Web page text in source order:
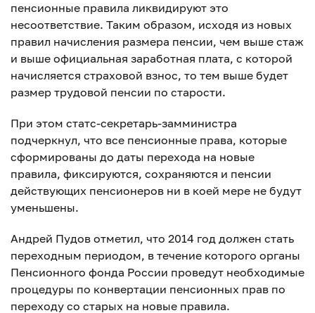
пенсионные правила ликвидируют это
несоответствие. Таким образом, исходя из новых
правил начисления размера пенсии, чем выше стаж
и выше официальная заработная плата, с которой
начисляется страховой взнос, то тем выше будет
размер трудовой пенсии по старости.
При этом статс-секретарь-замминистра
подчеркнул, что все пенсионные права, которые
сформированы до даты перехода на новые
правила, фиксируются, сохраняются и пенсии
действующих пенсионеров ни в коей мере не будут
уменьшены.
Андрей Пудов отметил, что 2014 год должен стать
переходным периодом, в течение которого органы
Пенсионного фонда России проведут необходимые
процедуры по конвертации пенсионных прав по
переходу со старых на новые правила.